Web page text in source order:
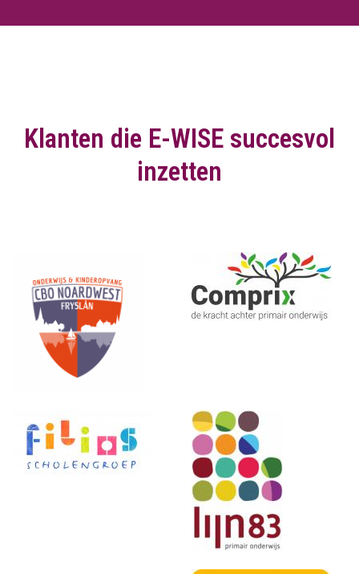
Klanten die E-WISE succesvol
inzetten